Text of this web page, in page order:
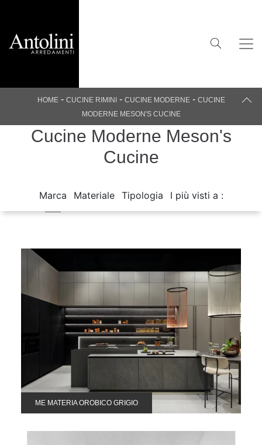
HOME- CUCINE RIMINI - CUCINE MODERNE- CUCINE
MODERNE MESON'S CUCINE
Cucine Moderne Meson's
Cucine
Marca Materiale Tipologia I più visti a :
ME MATERIA OROBICO GRIGIO